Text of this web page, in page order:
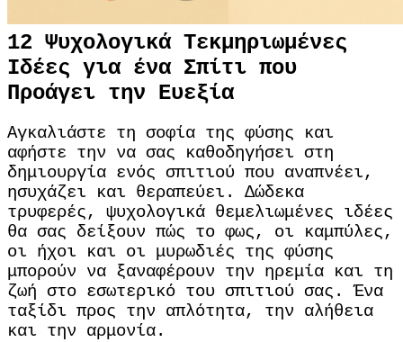
12 Ψυχολογικά Τεκμηριωμένες
Ιδέες για ένα Σπίτι που
Προάγει την Ευεξία
Αγκαλιάστε τη σοφία της φύσης και
αφήστε την να σας καθοδηγήσει στη
δημιουργία ενός σπιτιού που αναπνέει,
ησυχάζει και θεραπεύει. Δώδεκα
τρυφερές, ψυχολογικά θεμελιωμένες ιδέες
θα σας δείξουν πώς το φως, οι καμπύλες,
οι ήχοι και οι μυρωδιές της φύσης
μπορούν να ξαναφέρουν την ηρεμία και τη
ζωή στο εσωτερικό του σπιτιού σας. Ένα
ταξίδι προς την απλότητα, την αλήθεια
και την αρμονία.